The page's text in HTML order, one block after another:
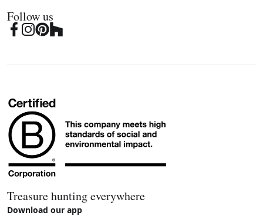
Follow us
Treasure hunting everywhere
Download our app